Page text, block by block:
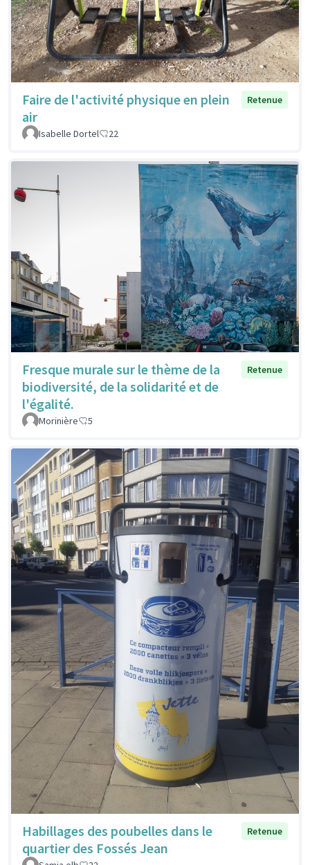
Faire de l'activité physique en plein
air
Retenue
Isabelle Dortel 22
Fresque murale sur le thème de la
biodiversité, de la solidarité et de
l'égalité.
Retenue
Morinière 5
Habillages des poubelles dans le
quartier des Fossés Jean
Retenue